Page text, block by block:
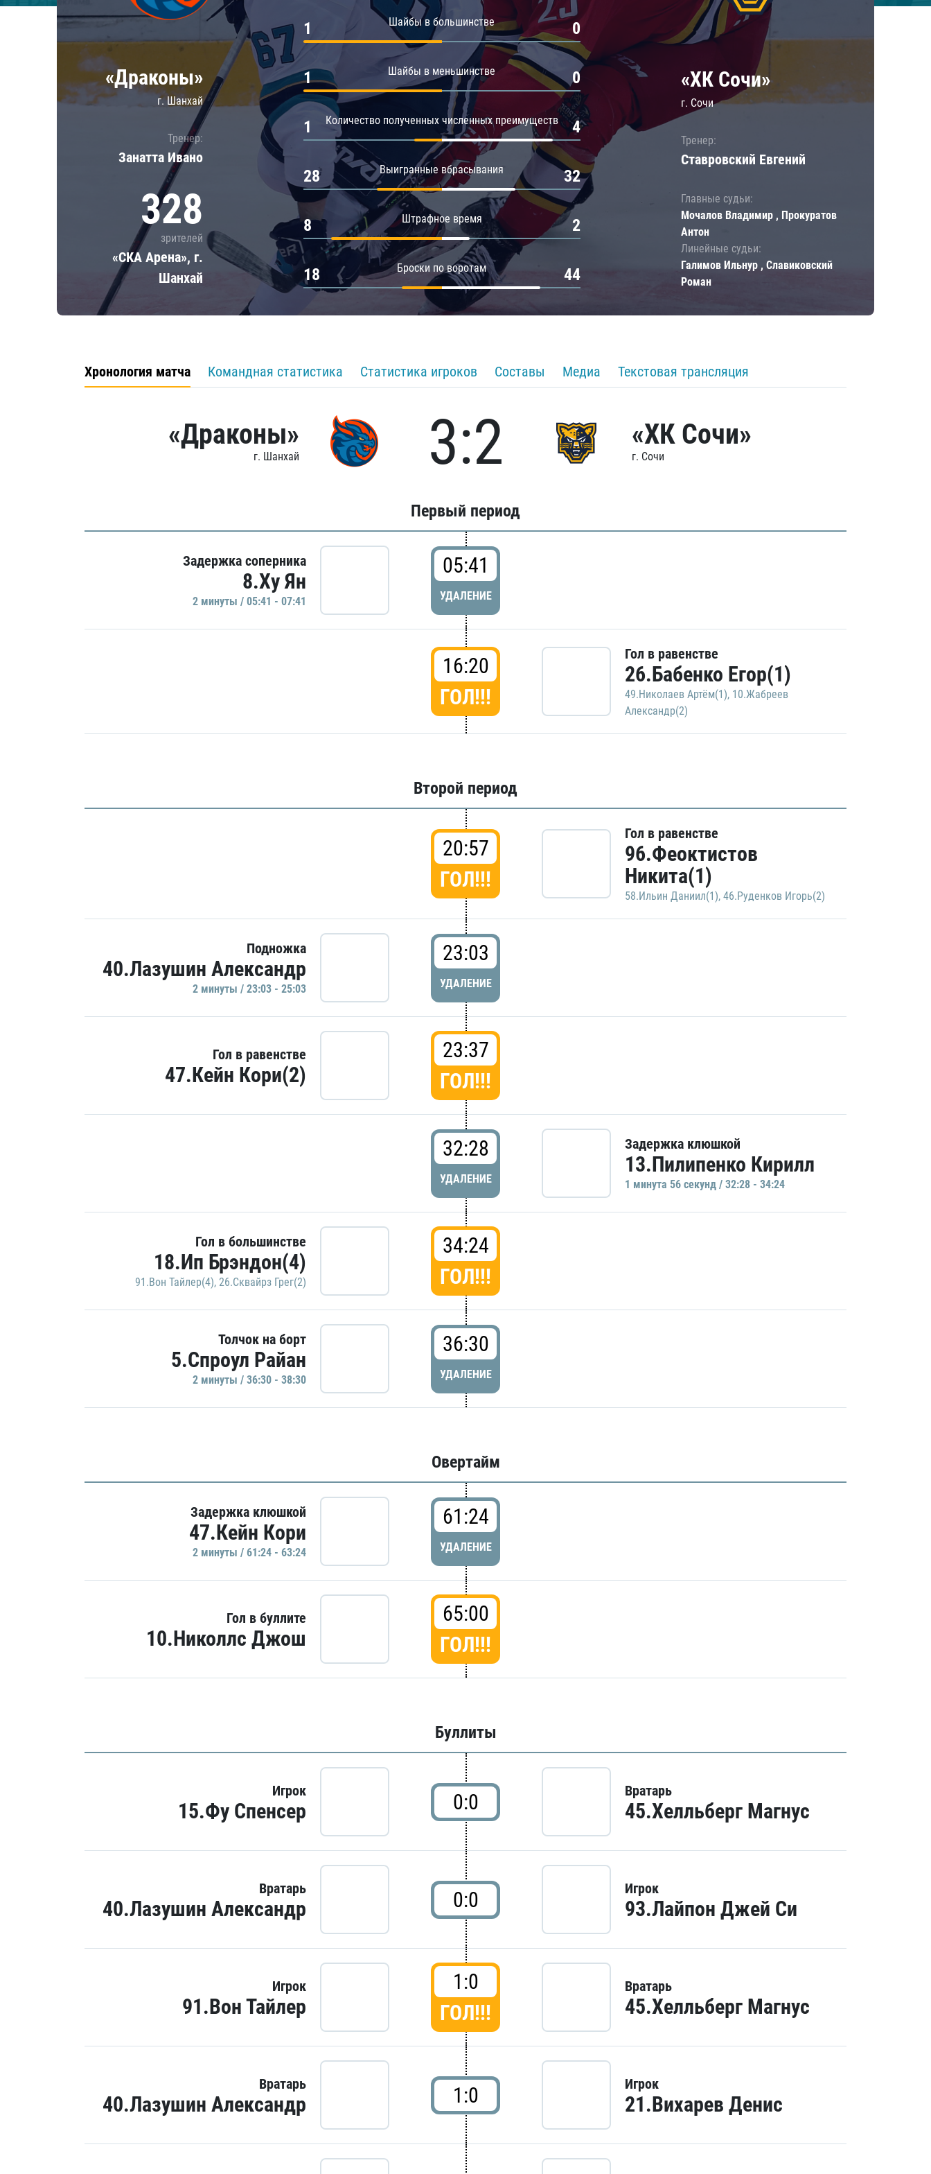
Локомотив
Шанхайские Драконы
Амур
Барыс
Салават Юлаев
«Драконы»
г. Шанхай
Тренер:
Занатта Иванo
328
зрителей
«СКА Арена», г.
Шанхай
Шайбы в большинстве
1 0
Шайбы в меньшинстве
1 0
Количество полученных численных преимуществ
1 4
Выигранные вбрасывания
28 32
Штрафное время
8 2
Броски по воротам
18 44
«ХК Сочи»
г. Сочи
Тренер:
Ставровский Евгений
Главные судьи:
Мочалов Владимир , Прокуратов
Антон
Линейные судьи:
Галимов Ильнур , Славиковский
Роман
Хронология матча Командная статистика Статистика игроков Составы Медиа Текстовая трансляция
«Драконы»
г. Шанхай 3:2 «ХК Сочи»
г. Сочи
Первый период
Задержка соперника
8.Ху Ян
2 минуты / 05:41 - 07:41
05:41
УДАЛЕНИЕ
16:20
ГОЛ!!!
Гол в равенстве
26.Бабенко Егор(1)
49.Николаев Артём(1), 10.Жабреев
Александр(2)
Второй период
20:57
ГОЛ!!!
Гол в равенстве
96.Феоктистов
Никита(1)
58.Ильин Даниил(1), 46.Руденков Игорь(2)
Подножка
40.Лазушин Александр
2 минуты / 23:03 - 25:03
23:03
УДАЛЕНИЕ
Гол в равенстве
47.Кейн Кори(2)
23:37
ГОЛ!!!
32:28
УДАЛЕНИЕ
Задержка клюшкой
13.Пилипенко Кирилл
1 минутa 56 секунд / 32:28 - 34:24
Гол в большинстве
18.Ип Брэндон(4)
91.Вон Тайлер(4), 26.Сквайрз Грег(2)
34:24
ГОЛ!!!
Толчок на борт
5.Спроул Райан
2 минуты / 36:30 - 38:30
36:30
УДАЛЕНИЕ
Овертайм
Задержка клюшкой
47.Кейн Кори
2 минуты / 61:24 - 63:24
61:24
УДАЛЕНИЕ
Гол в буллите
10.Николлс Джош
65:00
ГОЛ!!!
Буллиты
Игрок
15.Фу Спенсер 0:0 Вратарь
45.Хелльберг Магнус
Вратарь
40.Лазушин Александр 0:0 Игрок
93.Лайпон Джей Си
Игрок
91.Вон Тайлер
1:0
ГОЛ!!!
Вратарь
45.Хелльберг Магнус
Вратарь
40.Лазушин Александр 1:0 Игрок
21.Вихарев Денис